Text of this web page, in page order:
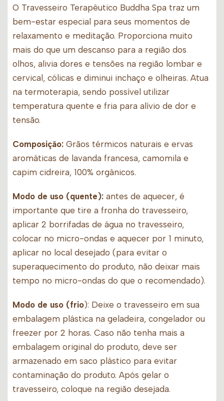
O Travesseiro Terapêutico Buddha Spa traz um
bem-estar especial para seus momentos de
relaxamento e meditação. Proporciona muito
mais do que um descanso para a região dos
olhos, alivia dores e tensões na região lombar e
cervical, cólicas e diminui inchaço e olheiras. Atua
na termoterapia, sendo possível utilizar
temperatura quente e fria para alívio de dor e
tensão.
Composição: Grãos térmicos naturais e ervas
aromáticas de lavanda francesa, camomila e
capim cidreira, 100% orgânicos.
Modo de uso (quente): antes de aquecer, é
importante que tire a fronha do travesseiro,
aplicar 2 borrifadas de água no travesseiro,
colocar no micro-ondas e aquecer por 1 minuto,
aplicar no local desejado (para evitar o
superaquecimento do produto, não deixar mais
tempo no micro-ondas do que o recomendado).
Modo de uso (frio): Deixe o travesseiro em sua
embalagem plástica na geladeira, congelador ou
freezer por 2 horas. Caso não tenha mais a
embalagem original do produto, deve ser
armazenado em saco plástico para evitar
contaminação do produto. Após gelar o
travesseiro, coloque na região desejada.